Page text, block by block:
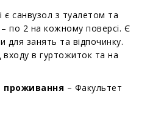
є санвузол з туалетом та
по 2 на кожному поверсі. Є
для занять та відпочинку.
входу в гуртожиток та на
проживання – Факультет